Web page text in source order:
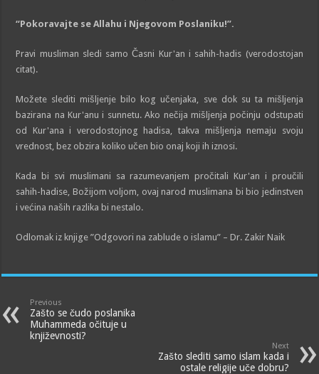
“Pokoravajte se Allahu i Njegovom Poslaniku!”.
Pravi musliman sledi samo Časni Kur'an i sahih-hadis (verodostojan
citat).
Možete slediti mišljenje bilo kog učenjaka, sve dok su ta mišljenja
bazirana na Kur'anu i sunnetu. Ako nečija mišljenja počinju odstupati
od Kur'ana i verodostojnog hadisa, takva mišljenja nemaju svoju
vrednost, bez obzira koliko učen bio onaj koji ih iznosi.
Kada bi svi muslimani sa razumevanjem pročitali Kur'an i proučili
sahih-hadise, Božijom voljom, ovaj narod muslimana bi bio jedinstven
i većina naših razlika bi nestalo.
Odlomak iz knjige ”Odgovori na zablude o islamu” – Dr. Zakir Naik
Previous
Zašto se čudo poslanika
Muhammeda očituje u
književnosti?
Next
Zašto slediti samo islam kada i
ostale religije uče dobru?